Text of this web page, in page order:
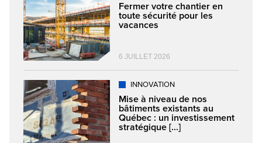
Fermer votre chantier en
toute sécurité pour les
vacances
6 JUILLET 2026
INNOVATION
Mise à niveau de nos
bâtiments existants au
Québec : un investissement
stratégique [...]